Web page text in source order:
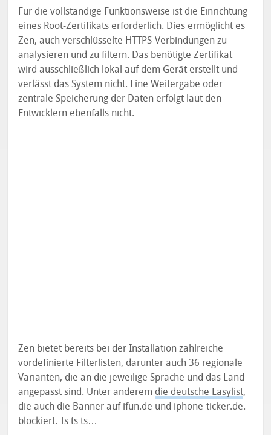
Für die vollständige Funktionsweise ist die Einrichtung
eines Root-Zertifikats erforderlich. Dies ermöglicht es
Zen, auch verschlüsselte HTTPS-Verbindungen zu
analysieren und zu filtern. Das benötigte Zertifikat
wird ausschließlich lokal auf dem Gerät erstellt und
verlässt das System nicht. Eine Weitergabe oder
zentrale Speicherung der Daten erfolgt laut den
Entwicklern ebenfalls nicht.
Zen bietet bereits bei der Installation zahlreiche
vordefinierte Filterlisten, darunter auch 36 regionale
Varianten, die an die jeweilige Sprache und das Land
angepasst sind. Unter anderem die deutsche Easylist,
die auch die Banner auf ifun.de und iphone-ticker.de.
blockiert. Ts ts ts…